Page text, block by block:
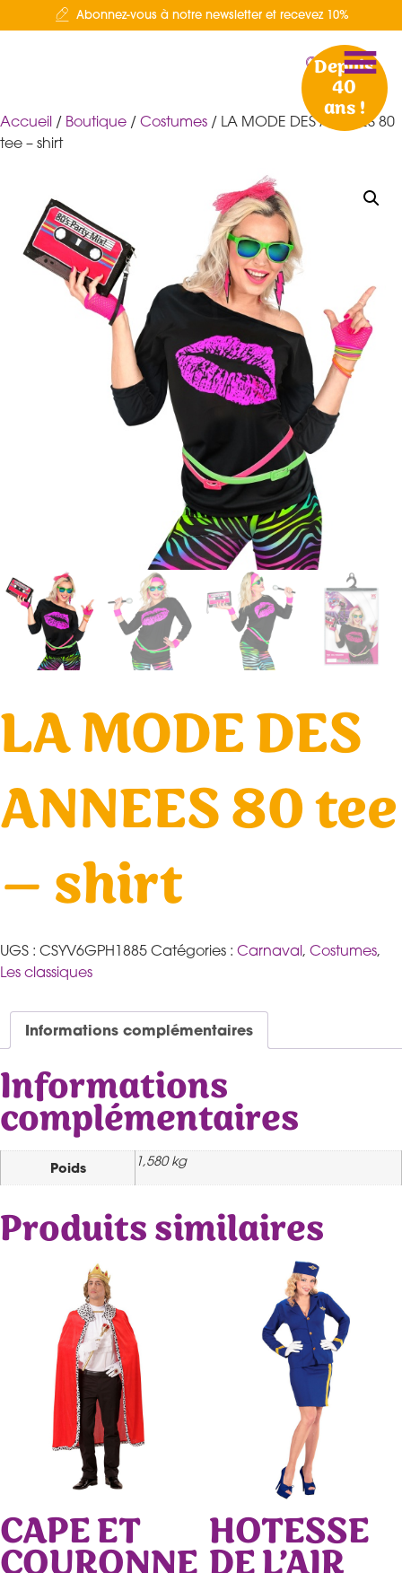
Abonnez-vous à notre newsletter et recevez 10%
Depuis
40
ans !
Accueil / Boutique / Costumes / LA MODE DES ANNEES 80
tee – shirt
LA MODE DES
ANNEES 80 tee
– shirt
UGS : CSYV6GPH1885 Catégories : Carnaval, Costumes,
Les classiques
Informations complémentaires
Informations
complémentaires
Poids 1,580 kg
Produits similaires
CAPE ET HOTESSE